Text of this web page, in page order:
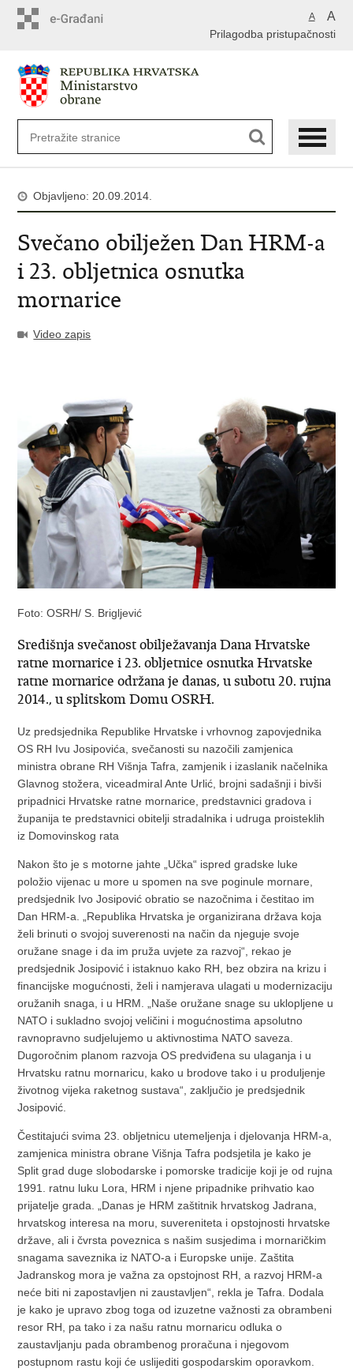
A A
Prilagodba pristupačnosti
Objavljeno: 20.09.2014.
Svečano obilježen Dan HRM-a
i 23. obljetnica osnutka
mornarice
Video zapis
Foto: OSRH/ S. Brigljević
Središnja svečanost obilježavanja Dana Hrvatske
ratne mornarice i 23. obljetnice osnutka Hrvatske
ratne mornarice održana je danas, u subotu 20. rujna
2014., u splitskom Domu OSRH.
Uz predsjednika Republike Hrvatske i vrhovnog zapovjednika
OS RH Ivu Josipovića, svečanosti su nazočili zamjenica
ministra obrane RH Višnja Tafra, zamjenik i izaslanik načelnika
Glavnog stožera, viceadmiral Ante Urlić, brojni sadašnji i bivši
pripadnici Hrvatske ratne mornarice, predstavnici gradova i
županija te predstavnici obitelji stradalnika i udruga proisteklih
iz Domovinskog rata
Nakon što je s motorne jahte „Učka“ ispred gradske luke
položio vijenac u more u spomen na sve poginule mornare,
predsjednik Ivo Josipović obratio se nazočnima i čestitao im
Dan HRM-a. „Republika Hrvatska je organizirana država koja
želi brinuti o svojoj suverenosti na način da njeguje svoje
oružane snage i da im pruža uvjete za razvoj“, rekao je
predsjednik Josipović i istaknuo kako RH, bez obzira na krizu i
financijske mogućnosti, želi i namjerava ulagati u modernizaciju
oružanih snaga, i u HRM. „Naše oružane snage su uklopljene u
NATO i sukladno svojoj veličini i mogućnostima apsolutno
ravnopravno sudjelujemo u aktivnostima NATO saveza.
Dugoročnim planom razvoja OS predviđena su ulaganja i u
Hrvatsku ratnu mornaricu, kako u brodove tako i u produljenje
životnog vijeka raketnog sustava“, zaključio je predsjednik
Josipović.
Čestitajući svima 23. obljetnicu utemeljenja i djelovanja HRM-a,
zamjenica ministra obrane Višnja Tafra podsjetila je kako je
Split grad duge slobodarske i pomorske tradicije koji je od rujna
1991. ratnu luku Lora, HRM i njene pripadnike prihvatio kao
prijatelje grada. „Danas je HRM zaštitnik hrvatskog Jadrana,
hrvatskog interesa na moru, suvereniteta i opstojnosti hrvatske
države, ali i čvrsta poveznica s našim susjedima i mornaričkim
snagama saveznika iz NATO-a i Europske unije. Zaštita
Jadranskog mora je važna za opstojnost RH, a razvoj HRM-a
neće biti ni zapostavljen ni zaustavljen“, rekla je Tafra. Dodala
je kako je upravo zbog toga od izuzetne važnosti za obrambeni
resor RH, pa tako i za našu ratnu mornaricu odluka o
zaustavljanju pada obrambenog proračuna i njegovom
postupnom rastu koji će uslijediti gospodarskim oporavkom.